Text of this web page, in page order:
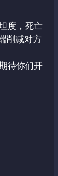
度，死亡
削减对方
待你们开